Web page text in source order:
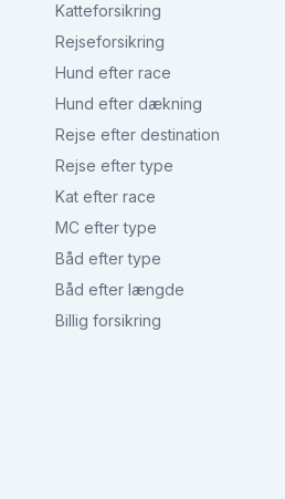
Katteforsikring
Rejseforsikring
Hund efter race
Hund efter dækning
Rejse efter destination
Rejse efter type
Kat efter race
MC efter type
Båd efter type
Båd efter længde
Billig forsikring